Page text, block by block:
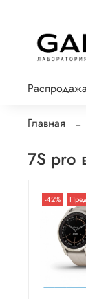
Распродажа
Главная
7S pro
-42%